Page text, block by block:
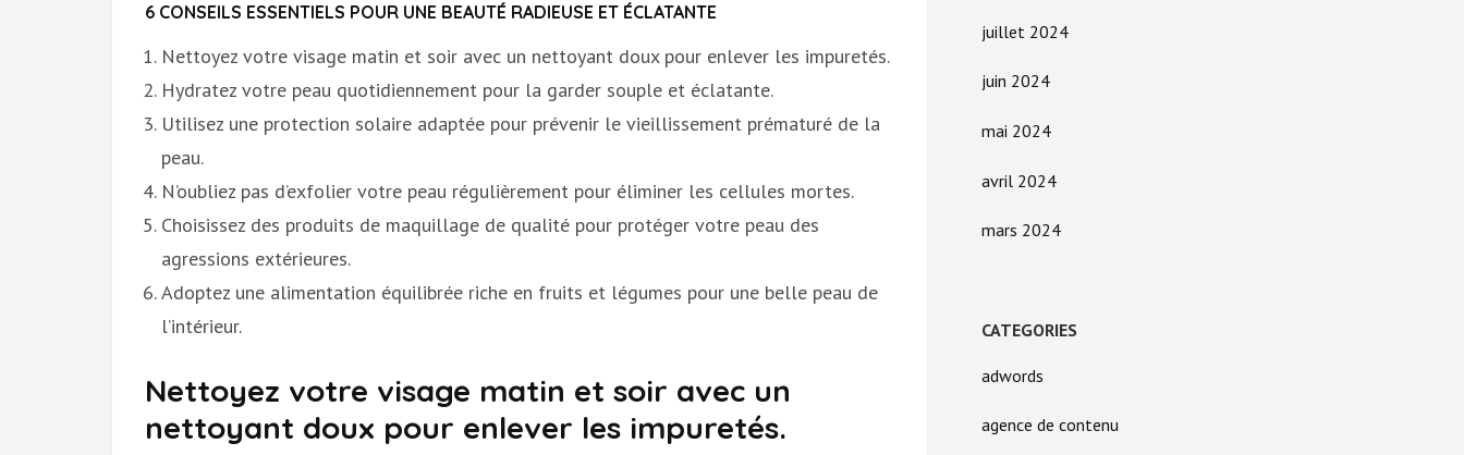
6 CONSEILS ESSENTIELS POUR UNE BEAUTÉ RADIEUSE ET ÉCLATANTE
Nettoyez votre visage matin et soir avec un nettoyant doux pour enlever les impuretés.
Hydratez votre peau quotidiennement pour la garder souple et éclatante.
Utilisez une protection solaire adaptée pour prévenir le vieillissement prématuré de la
peau.
N’oubliez pas d’exfolier votre peau régulièrement pour éliminer les cellules mortes.
Choisissez des produits de maquillage de qualité pour protéger votre peau des
agressions extérieures.
Adoptez une alimentation équilibrée riche en fruits et légumes pour une belle peau de
l’intérieur.
Nettoyez votre visage matin et soir avec un
nettoyant doux pour enlever les impuretés.
juillet 2024
juin 2024
mai 2024
avril 2024
mars 2024
CATEGORIES
adwords
agence de contenu